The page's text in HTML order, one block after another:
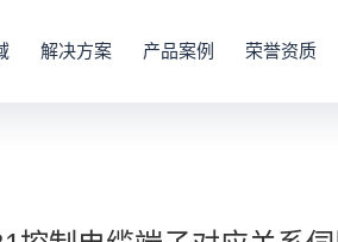
解决方案 产品案例 荣誉资质